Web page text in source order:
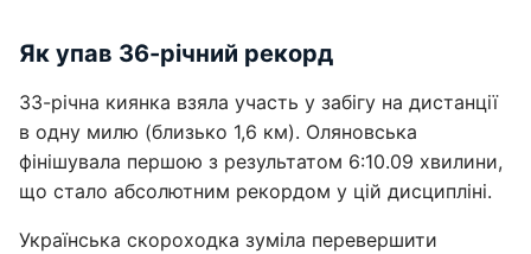
Як упав 36-річний рекорд
33-річна киянка взяла участь у забігу на дистанції
в одну милю (близько 1,6 км). Оляновська
фінішувала першою з результатом 6:10.09 хвилини,
що стало абсолютним рекордом у цій дисципліні.
Українська скороходка зуміла перевершити